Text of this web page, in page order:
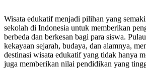
Wisata edukatif menjadi pilihan yang
sekolah di Indonesia untuk memberikan
berbeda dan berkesan bagi para siswa.
kekayaan sejarah, budaya, dan alamnya,
destinasi wisata edukatif yang tidak hanya
juga memberikan nilai pendidikan yang